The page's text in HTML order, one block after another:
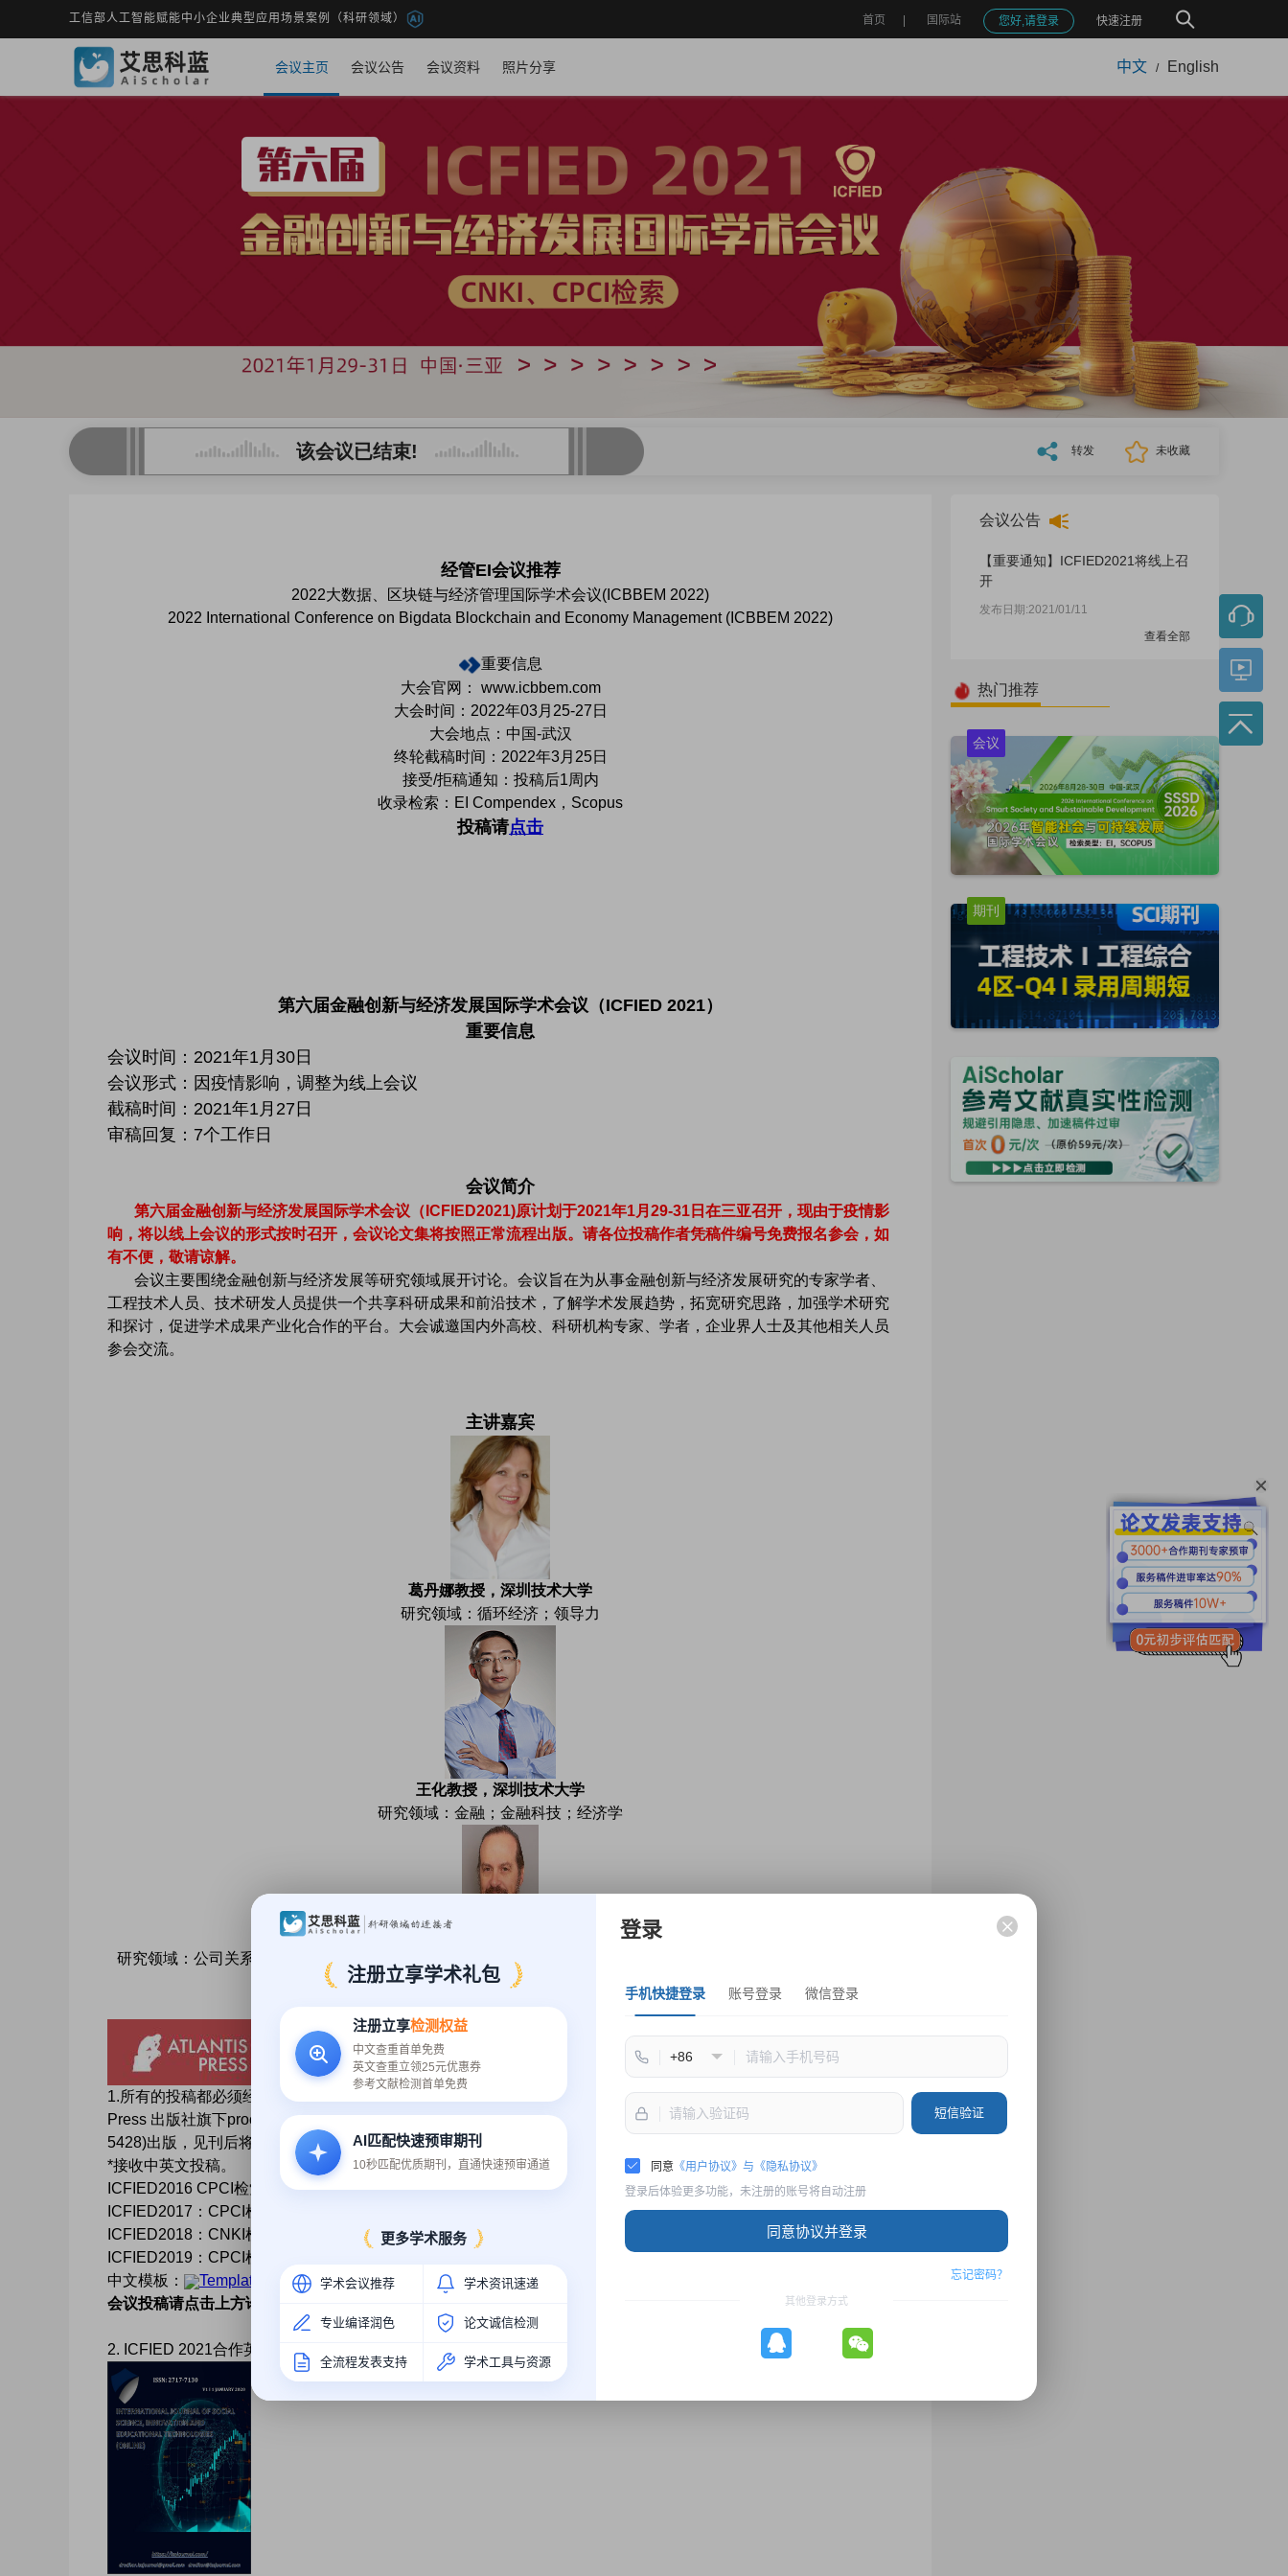
注册立享学术礼包
注册立享检测权益
中文查重首单免费
英文查重立领25元优惠券
参考文献检测首单免费
AI匹配快速预审期刊
10秒匹配优质期刊，直通快速预审通道
更多学术服务
学术会议推荐 学术资讯速递
专业编译润色 论文诚信检测
全流程发表支持 学术工具与资源
登录
手机快捷登录 账号登录 微信登录
短信验证
同意 《用户协议》与《隐私协议》
登录后体验更多功能，未注册的账号将自动注册
同意协议并登录
忘记密码？
其他登录方式
工信部人工智能赋能中小企业典型应用场景案例（科研领域） 首页 国际站 您好,请登录 快速注册
会议主页 会议公告 会议资料 照片分享 中文 / English
该会议已结束! 转发 未收藏
经管EI会议推荐
2022大数据、区块链与经济管理国际学术会议(ICBBEM 2022)
2022 International Conference on Bigdata Blockchain and Economy Management (ICBBEM 2022)
重要信息
大会官网： www.icbbem.com
大会时间：2022年03月25-27日
大会地点：中国-武汉
终轮截稿时间：2022年3月25日
接受/拒稿通知：投稿后1周内
收录检索：EI Compendex，Scopus
投稿请点击
第六届金融创新与经济发展国际学术会议（ICFIED 2021）
重要信息
会议时间：2021年1月30日
会议形式：因疫情影响，调整为线上会议
截稿时间：2021年1月27日
审稿回复：7个工作日
会议简介
第六届金融创新与经济发展国际学术会议（ICFIED2021)原计划于2021年1月29-31日在三亚召开，现由于疫情影
响，将以线上会议的形式按时召开，会议论文集将按照正常流程出版。请各位投稿作者凭稿件编号免费报名参会，如
有不便，敬请谅解。
会议主要围绕金融创新与经济发展等研究领域展开讨论。会议旨在为从事金融创新与经济发展研究的专家学者、
工程技术人员、技术研发人员提供一个共享科研成果和前沿技术，了解学术发展趋势，拓宽研究思路，加强学术研究
和探讨，促进学术成果产业化合作的平台。大会诚邀国内外高校、科研机构专家、学者，企业界人士及其他相关人员
参会交流。
主讲嘉宾
葛丹娜教授，深圳技术大学
研究领域：循环经济；领导力
王化教授，深圳技术大学
研究领域：金融；金融科技；经济学
郑州西亚斯学院
研究领域：公司关系；全球市场；投资研究；客户开发；投资组合管理；投资客户参与；高端客户管理；市场营销
1.所有的投稿都必须经过2-3位组委会专家审稿，经过严格的审稿之后，最终所有录用的论文将录用论文将由Atlantis
Press 出版社旗下proceeding系列《Advances in Economics, Business and Management Research》(ISSN: 2352-
5428)出版，见刊后将被CPCI和CNKI检索。
*接收中英文投稿。
ICFIED2016 CPCI检索记录：Click
ICFIED2017：CPCI检索记录：
ICFIED2018：CNKI检索记录：
ICFIED2019：CPCI检索记录：
中文模板：
Template-Atlantis.zip
会议投稿请点击上方论文投稿
2. ICFIED 2021合作英文普刊（投稿时请备注【“ICFIED 2021”】将享有优先审稿及录用）
会议公告
【重要通知】ICFIED2021将线上召
开
发布日期:2021/01/11
查看全部
热门推荐
会议
期刊